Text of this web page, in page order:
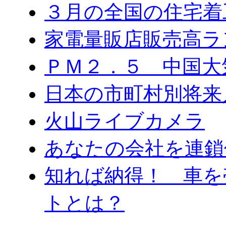
３月の全国の住宅
家電量販店販売高
ＰＭ２．５ 中国大
日本の市町村別将
火山ライブカメラ
あなたの会社を連
知れば納得！ 車を
トとは？